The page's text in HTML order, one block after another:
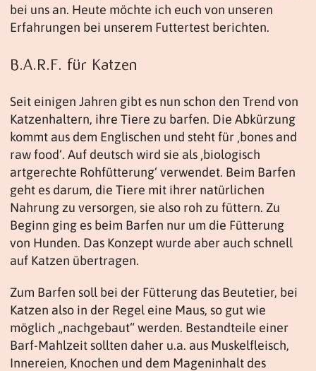
bei uns an. Heute möchte ich euch von unseren
Erfahrungen bei unserem Futtertest berichten.
B.A.R.F. für Katzen
Seit einigen Jahren gibt es nun schon den Trend von
Katzenhaltern, ihre Tiere zu barfen. Die Abkürzung
kommt aus dem Englischen und steht für ‚bones and
raw food‘. Auf deutsch wird sie als ‚biologisch
artgerechte Rohfütterung‘ verwendet. Beim Barfen
geht es darum, die Tiere mit ihrer natürlichen
Nahrung zu versorgen, sie also roh zu füttern. Zu
Beginn ging es beim Barfen nur um die Fütterung
von Hunden. Das Konzept wurde aber auch schnell
auf Katzen übertragen.
Zum Barfen soll bei der Fütterung das Beutetier, bei
Katzen also in der Regel eine Maus, so gut wie
möglich „nachgebaut“ werden. Bestandteile einer
Barf-Mahlzeit sollten daher u.a. aus Muskelfleisch,
Innereien, Knochen und dem Mageninhalt des